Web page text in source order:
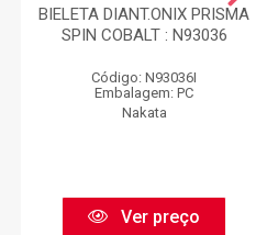
BIELETA DIANT.ONIX PRISMA
SPIN COBALT : N93036
Código: N93036I
Embalagem: PC
Nakata
Ver preço